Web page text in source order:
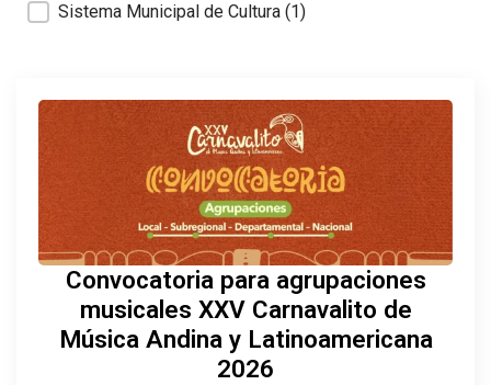
Sistema Municipal de Cultura (1)
Convocatoria para agrupaciones
musicales XXV Carnavalito de
Música Andina y Latinoamericana
2026